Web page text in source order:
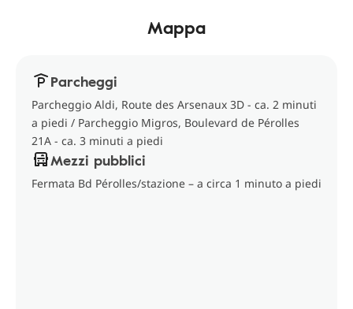
Mappa
Parcheggi
Parcheggio Aldi, Route des Arsenaux 3D - ca. 2 minuti
a piedi / Parcheggio Migros, Boulevard de Pérolles
21A - ca. 3 minuti a piedi
Mezzi pubblici
Fermata Bd Pérolles/stazione – a circa 1 minuto a piedi